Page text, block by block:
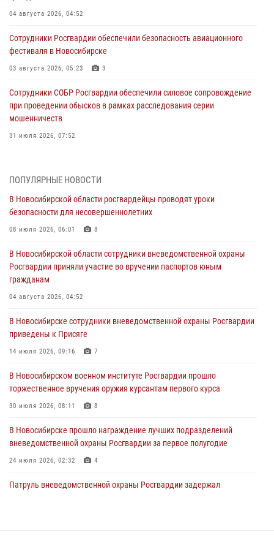
04 августа 2026, 04:52
Сотрудники Росгвардии обеспечили безопасность авиационного
фестиваля в Новосибирске
03 августа 2026, 05:23 3
Сотрудники СОБР Росгвардии обеспечили силовое сопровождение
при проведении обысков в рамках расследования серии
мошенничеств
31 июля 2026, 07:52
При силовой поддержке бойцов ОМОН и СОБР Росгвардии
пресечена деятельность группы лиц, причастных к мошенничеству
29 июля 2026, 05:19
В Новосибирске сотрудниками вневедомственной охраны
Росгвардии задержан гражданин, находящийся в розыске
В Новосибирске военнослужащие отряда спецназа «Ермак»
Росгвардии провели занятия по беспарашютному десантированию
В Новосибирске военнослужащие Росгвардии почтили память детей
– жертв войны в Донбассе
ПОПУЛЯРНЫЕ НОВОСТИ
В Новосибирской области росгвардейцы проводят уроки
безопасности для несовершеннолетних
08 июля 2026, 06:01 8
В Новосибирской области сотрудники вневедомственной охраны
Росгвардии приняли участие во вручении паспортов юным
гражданам
04 августа 2026, 04:52
В Новосибирске сотрудники вневедомственной охраны Росгвардии
приведены к Присяге
14 июля 2026, 09:16 7
В Новосибирском военном институте Росгвардии прошло
торжественное вручения оружия курсантам первого курса
30 июля 2026, 08:11 8
В Новосибирске прошло награждение лучших подразделений
вневедомственной охраны Росгвардии за первое полугодие
24 июля 2026, 02:32 4
Патруль вневедомственной охраны Росгвардии задержал